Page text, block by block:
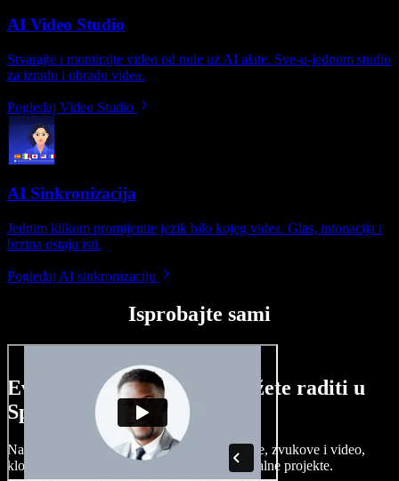
AI Video Studio
Stvarajte i montirajte video od nule uz AI alate. Sve-u-jednom studio
za izradu i obradu videa.
Pogledaj Video Studio
AI Sinkronizacija
Jednim klikom promijenite jezik bilo kojeg videa. Glas, intonacija i
brzina ostaju isti.
Pogledaj AI sinkronizaciju
Isprobajte sami
Evo malog pregleda što možete raditi u
Speechify Studiju.
Napravite voice overe, dodajte besplatne slike, zvukove i video,
klonirajte svoj glas i složite sjajne audio-vizualne projekte.